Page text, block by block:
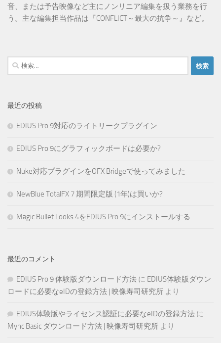
音、または予告映像など主にノンリニア編集を扱う業務を行
う。主な編集担当作品は『CONFLICT～最大の抗争～』など。
検
索:
最近の投稿
EDIUS Pro 9対応のライトリークプラグイン
EDIUS Pro 9にグラフィックボードは必要か?
Nuke対応プラグインをOFX Bridgeで使ってみました
NewBlue TotalFX 7 期間限定版 (1年)は買いか?
Magic Bullet Looks 4をEDIUS Pro 9にインストールする
最近のコメント
EDIUS Pro 9 体験版ダウンロード方法 に EDIUS体験版ダウン
ロードに必要なeIDの登録方法 | 映像寿司研究所 より
EDIUS体験版やライセンス認証に必要なeIDの登録方法 に
Mync Basic ダウンロード方法 | 映像寿司研究所 より